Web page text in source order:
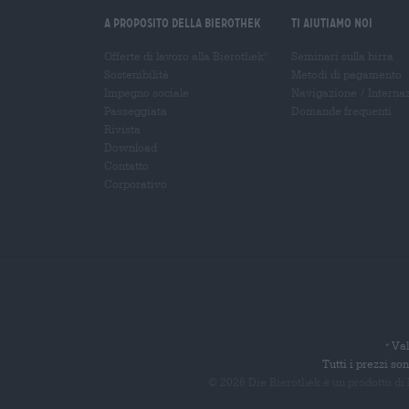
A proposito della Bierothek Ti aiutiamo noi
*
Tutti i prezzi